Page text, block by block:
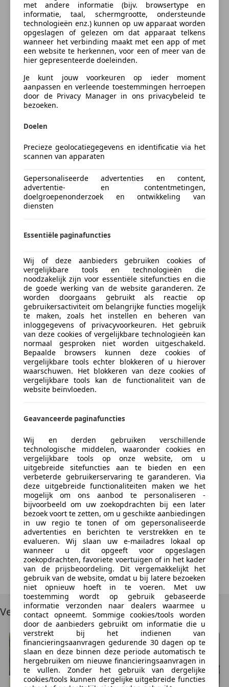
zonder problemen kan worden verwerkt.
Altijd bellen voor vertrek (de auto kan reeds verkocht
zijn)
Voor meer informatie en foto's kunt u
'S avonds en 's weekends bezichtigen en
overschrijven is bij ons mogelijk.
Alle moeite is genomen om de informatie in deze
advertentie zo accuraat en actueel mogelijk weer te
geven. De optieslijst wordt automatisch gegenereerd,
sluiten. Vertrouw daarom niet alleen op deze
informatie. Aan deze advertentie kunnen geen
rechten worden ontleend.
Autobedrijf N. Drost
7961 ED Ruinerwold
0522-202177
niekdrost1@hotmail.com
Adres 2e opslag:
Heuilaan 5
7961 EC, Ruinerwold
www.autobedrijfndrost.nl
Contact aanbieder
Opmerking of vraag
Inruil: Kopen en verkopen gemakkelijk in één stap
Ik wil mijn auto inruilen (vrijblijvend)
Naam
E-mail
Telefoonnummer
Ik ontvang graag aanbiedingen en nieuws afgestemd op mijn
toekomstige verwerkingen. Meer informatie over hoe
AutoScout24 jouw gegevens verzamelt en verwerkt staat
Contact aanbieder
Wij zullen jouw e-mailadres gebruiken in overeenstemming met ons
privacybeleid, bijv. voor aanbevelingen voor voertuigen. Het is mogelijk
om je bezwaar hiertegen kenbaar te maken doorhierte klikken.
Door te klikken op "Contact aanbieder" ga je ermee akkoord dat wij
AutoScout24 Nederland B.V.) uw boodschap opslaan, het naar de
dealer sturen en de reactietijd en het reactiepercentage van de dealer
meten. Deze toestemming kan je te allen tijde herroepen doorhierte
klikken. Verdere informatie over hoe wij jouw gegevens gebruiken vind
hier.
Vergelijkbare voertuigen
met andere informatie (bijv. browsertype en
informatie, taal, schermgrootte, ondersteunde
technologieën enz.) kunnen op uw apparaat worden
opgeslagen of gelezen om dat apparaat telkens
wanneer het verbinding maakt met een app of met
een website te herkennen, voor een of meer van de
hier gepresenteerde doeleinden.
Je kunt jouw voorkeuren op ieder moment
aanpassen en verleende toestemmingen herroepen
door de Privacy Manager in ons privacybeleid te
bezoeken.
Doelen
Precieze geolocatiegegevens en identificatie via het
scannen van apparaten
Gepersonaliseerde advertenties en content,
advertentie- en contentmetingen,
doelgroepenonderzoek en ontwikkeling van
diensten
Essentiële paginafuncties
Wij of deze aanbieders gebruiken cookies of
vergelijkbare tools en technologieën die
noodzakelijk zijn voor essentiële sitefuncties en die
de goede werking van de website garanderen. Ze
worden doorgaans gebruikt als reactie op
gebruikersactiviteit om belangrijke functies mogelijk
te maken, zoals het instellen en beheren van
inloggegevens of privacyvoorkeuren. Het gebruik
van deze cookies of vergelijkbare technologieën kan
normaal gesproken niet worden uitgeschakeld.
Bepaalde browsers kunnen deze cookies of
vergelijkbare tools echter blokkeren of u hierover
waarschuwen. Het blokkeren van deze cookies of
vergelijkbare tools kan de functionaliteit van de
website beïnvloeden.
Geavanceerde paginafuncties
Wij en derden gebruiken verschillende
technologische middelen, waaronder cookies en
vergelijkbare tools op onze website, om u
uitgebreide sitefuncties aan te bieden en een
verbeterde gebruikerservaring te garanderen. Via
deze uitgebreide functionaliteiten maken we het
mogelijk om ons aanbod te personaliseren -
bijvoorbeeld om uw zoekopdrachten bij een later
bezoek voort te zetten, om u geschikte aanbiedingen
in uw regio te tonen of om gepersonaliseerde
advertenties en berichten te verstrekken en te
evalueren. Wij slaan uw e-mailadres lokaal op
wanneer u dit opgeeft voor opgeslagen
zoekopdrachten, favoriete voertuigen of in het kader
van de prijsbeoordeling. Dit vergemakkelijkt het
gebruik van de website, omdat u bij latere bezoeken
niet opnieuw hoeft in te voeren. Met uw
toestemming wordt op gebruik gebaseerde
informatie verzonden naar dealers waarmee u
contact opneemt. Sommige cookies/tools worden
door de aanbieders gebruikt om informatie die u
verstrekt bij het indienen van
financieringsaanvragen gedurende 30 dagen op te
slaan en deze binnen deze periode automatisch te
hergebruiken om nieuwe financieringsaanvragen in
te vullen. Zonder het gebruik van dergelijke
cookies/tools kunnen dergelijke uitgebreide functies